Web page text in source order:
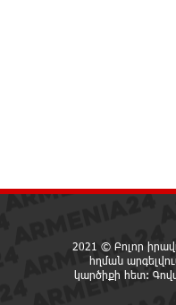
2021 © Բոլոր
հղման
կարծիքի հետ: